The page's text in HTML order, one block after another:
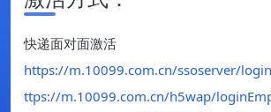
快递面对面激活
https://m.10099.com.cn/ssoserver/
ttps://m.10099.com.cn/h5wap/